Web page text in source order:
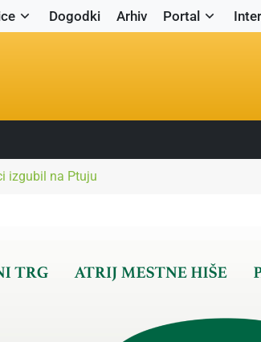
Dogodki Arhiv Portal
izgubil na Ptuju